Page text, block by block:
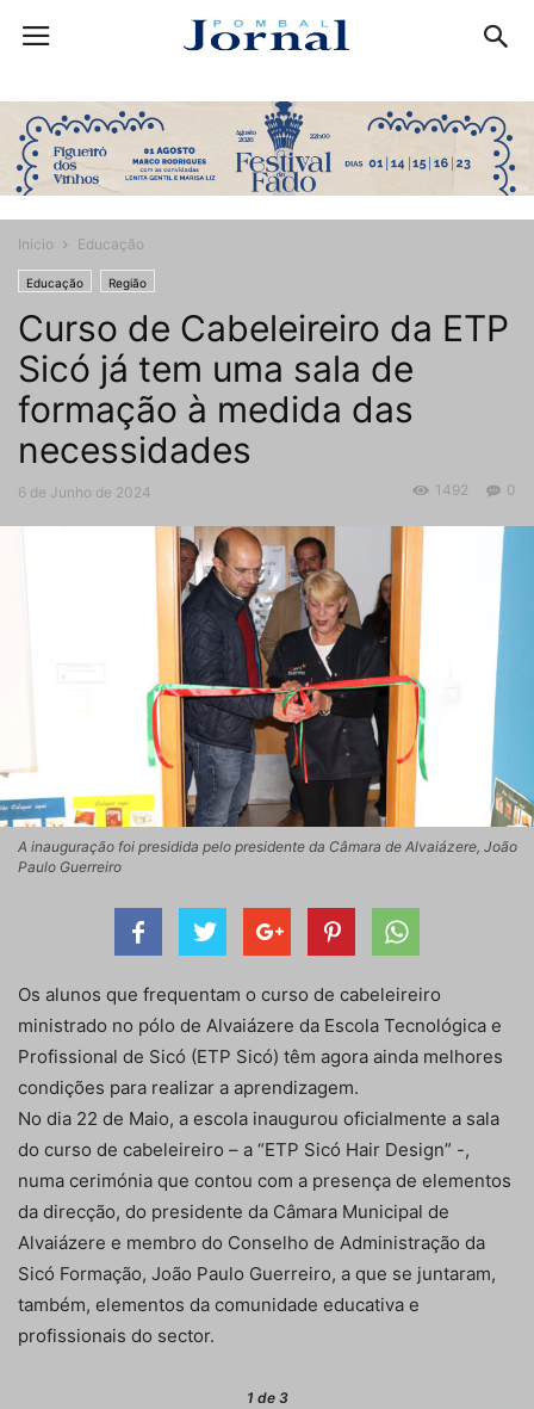
Início Educação
Educação Região
Curso de Cabeleireiro da ETP
Sicó já tem uma sala de
formação à medida das
necessidades
6 de Junho de 2024 0
1492
A inauguração foi presidida pelo presidente da Câmara de Alvaiázere, João
Paulo Guerreiro
Os alunos que frequentam o curso de cabeleireiro
ministrado no pólo de Alvaiázere da Escola Tecnológica e
Profissional de Sicó (ETP Sicó) têm agora ainda melhores
condições para realizar a aprendizagem.
No dia 22 de Maio, a escola inaugurou oficialmente a sala
do curso de cabeleireiro – a “ETP Sicó Hair Design” -,
numa cerimónia que contou com a presença de elementos
da direcção, do presidente da Câmara Municipal de
Alvaiázere e membro do Conselho de Administração da
Sicó Formação, João Paulo Guerreiro, a que se juntaram,
também, elementos da comunidade educativa e
profissionais do sector.
1 de 3